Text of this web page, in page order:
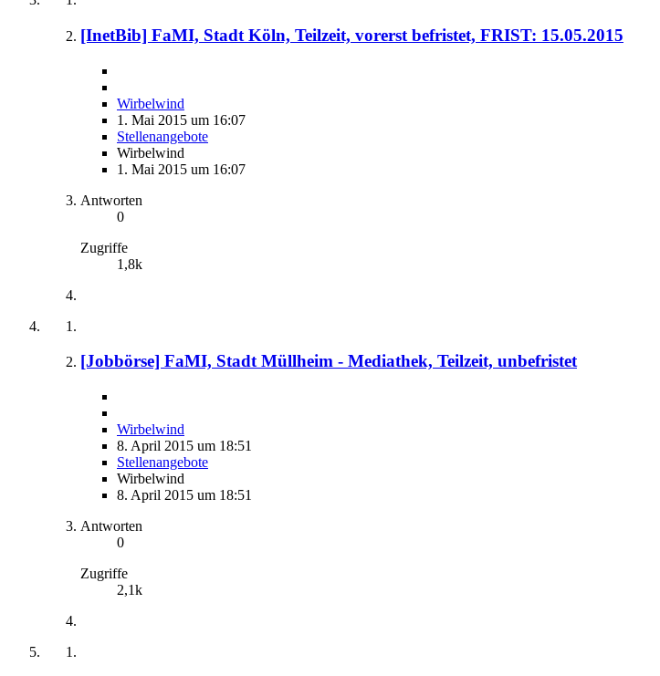
[InetBib] FaMI, Stadt Köln, Teilzeit, vorerst befristet, FRIST: 15.05.2015
Wirbelwind
1. Mai 2015 um 16:07
Stellenangebote
Wirbelwind
1. Mai 2015 um 16:07
Antworten
0
Zugriffe
1,8k
[Jobbörse] FaMI, Stadt Müllheim - Mediathek, Teilzeit, unbefristet
Wirbelwind
8. April 2015 um 18:51
Stellenangebote
Wirbelwind
8. April 2015 um 18:51
Antworten
0
Zugriffe
2,1k